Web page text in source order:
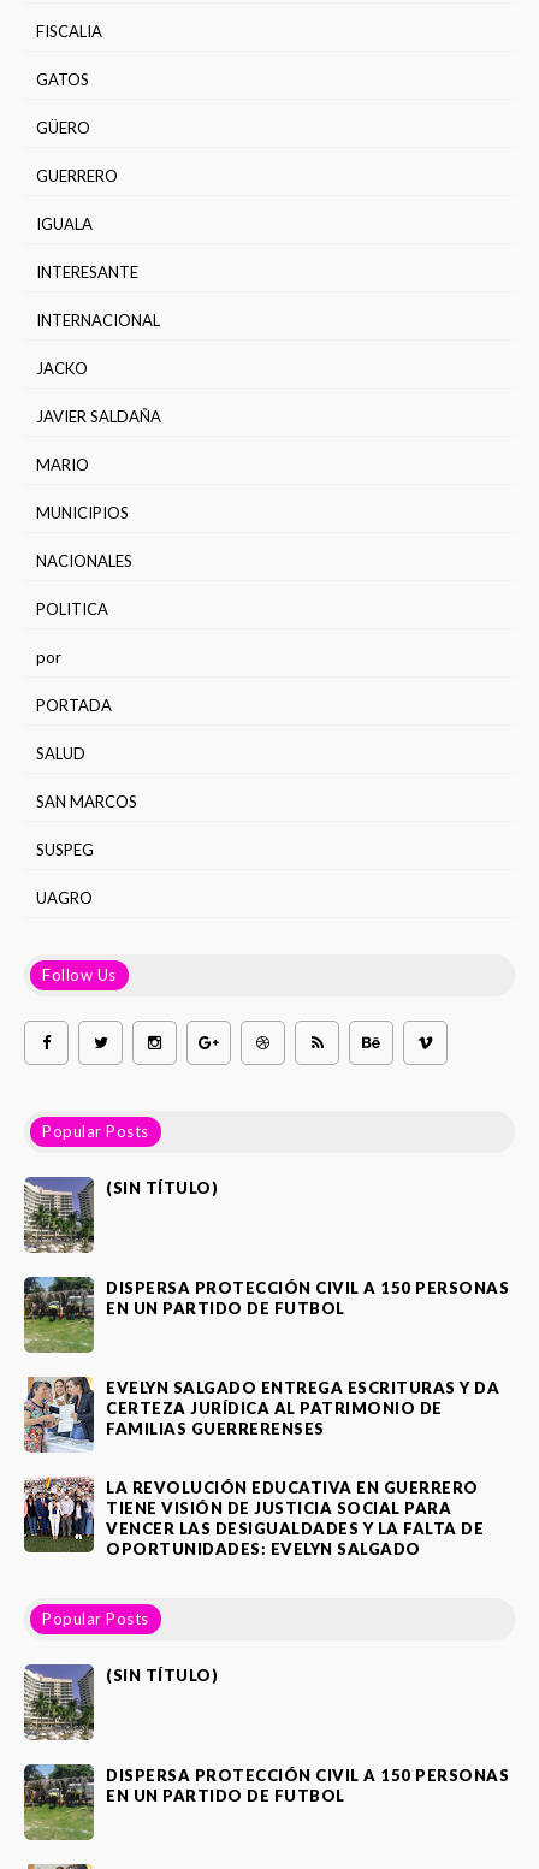
FISCALIA
GATOS
GÜERO
GUERRERO
IGUALA
INTERESANTE
INTERNACIONAL
JACKO
JAVIER SALDAÑA
MARIO
MUNICIPIOS
NACIONALES
POLITICA
por
PORTADA
SALUD
SAN MARCOS
SUSPEG
UAGRO
Follow Us
Popular Posts
(SIN TÍTULO)
DISPERSA PROTECCIÓN CIVIL A 150 PERSONAS
EN UN PARTIDO DE FUTBOL
EVELYN SALGADO ENTREGA ESCRITURAS Y DA
CERTEZA JURÍDICA AL PATRIMONIO DE
FAMILIAS GUERRERENSES
LA REVOLUCIÓN EDUCATIVA EN GUERRERO
TIENE VISIÓN DE JUSTICIA SOCIAL PARA
VENCER LAS DESIGUALDADES Y LA FALTA DE
OPORTUNIDADES: EVELYN SALGADO
Popular Posts
(SIN TÍTULO)
DISPERSA PROTECCIÓN CIVIL A 150 PERSONAS
EN UN PARTIDO DE FUTBOL